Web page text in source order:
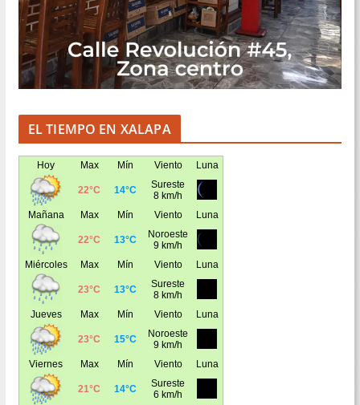
EL TIEMPO EN XALAPA